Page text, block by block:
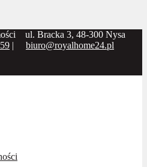
ul. Bracka 3, 48-300 Nysa
| biuro@royalhome24.pl